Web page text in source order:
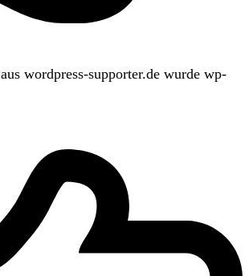
aus wordpress-supporter.de wurde wp-